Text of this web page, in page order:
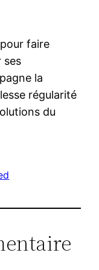
pour faire
ses
la
régularité
du